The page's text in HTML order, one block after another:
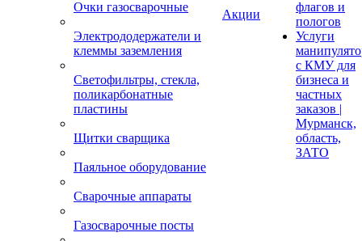
Очки газосварочные
Электрододержатели и
клеммы заземления
Светофильтры, стекла,
поликарбонатные
пластины
Щитки сварщика
Паяльное оборудование
Сварочные аппараты
Газосварочные посты
Акции
флагов и
пологов
Услуги
с КМУ для
бизнеса и
частных
заказов |
Мурманск,
область,
ЗАТО